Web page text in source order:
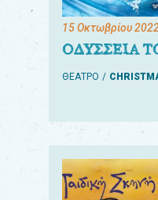
15 Οκτωβρίου
ΟΔΥΣΣΕΙΑ
ΘΕΑΤΡΟ